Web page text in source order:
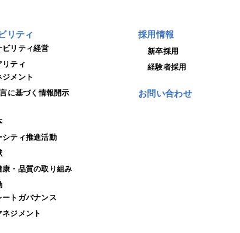
リティ
ビリティ経営
リティ
メント
に基づく情報開示
シティ推進活動
康・品質の取り組み
ートガバナンス
ネジメント
採用情報
新卒採用
経験者採用
お問い合わせ